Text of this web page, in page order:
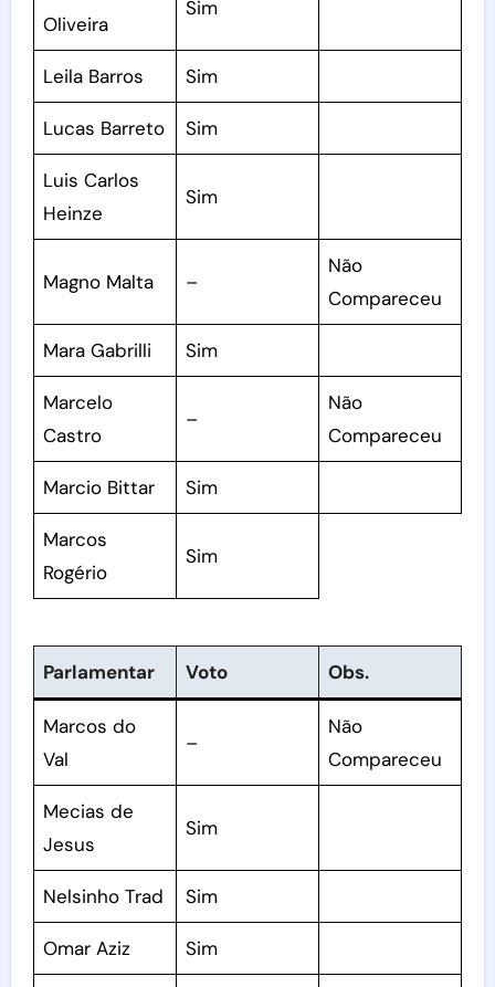
Oliveira
Sim
Leila Barros Sim
Lucas Barreto Sim
Luis Carlos
Heinze
Sim
Magno Malta –
Não
Compareceu
Mara Gabrilli Sim
Marcelo
Castro
–
Não
Compareceu
Marcio Bittar Sim
Marcos
Rogério
Sim
Parlamentar Voto Obs.
Marcos do
Val
–
Não
Compareceu
Mecias de
Jesus
Sim
Nelsinho Trad Sim
Omar Aziz Sim